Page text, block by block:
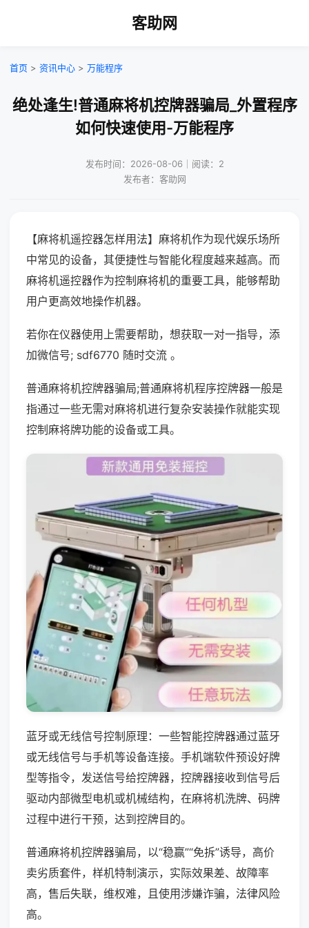
客助网
首页 > 资讯中心 > 万能程序
绝处逢生!普通麻将机控牌器骗局_外置程序
如何快速使用-万能程序
发布时间：2026-08-06｜阅读：2
发布者：客助网
【麻将机遥控器怎样用法】麻将机作为现代娱乐场所
中常见的设备，其便捷性与智能化程度越来越高。而
麻将机遥控器作为控制麻将机的重要工具，能够帮助
用户更高效地操作机器。
若你在仪器使用上需要帮助，想获取一对一指导，添
加微信号; sdf6770 随时交流 。
普通麻将机控牌器骗局;普通麻将机程序控牌器一般是
指通过一些无需对麻将机进行复杂安装操作就能实现
控制麻将牌功能的设备或工具。
蓝牙或无线信号控制原理：一些智能控牌器通过蓝牙
或无线信号与手机等设备连接。手机端软件预设好牌
型等指令，发送信号给控牌器，控牌器接收到信号后
驱动内部微型电机或机械结构，在麻将机洗牌、码牌
过程中进行干预，达到控牌目的。
普通麻将机控牌器骗局，以“稳赢”“免拆”诱导，高价
卖劣质套件，样机特制演示，实际效果差、故障率
高，售后失联，维权难，且使用涉嫌诈骗，法律风险
高。